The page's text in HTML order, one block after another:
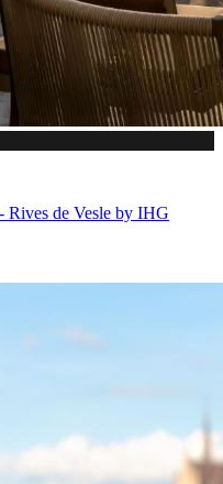
Rives de Vesle by IHG